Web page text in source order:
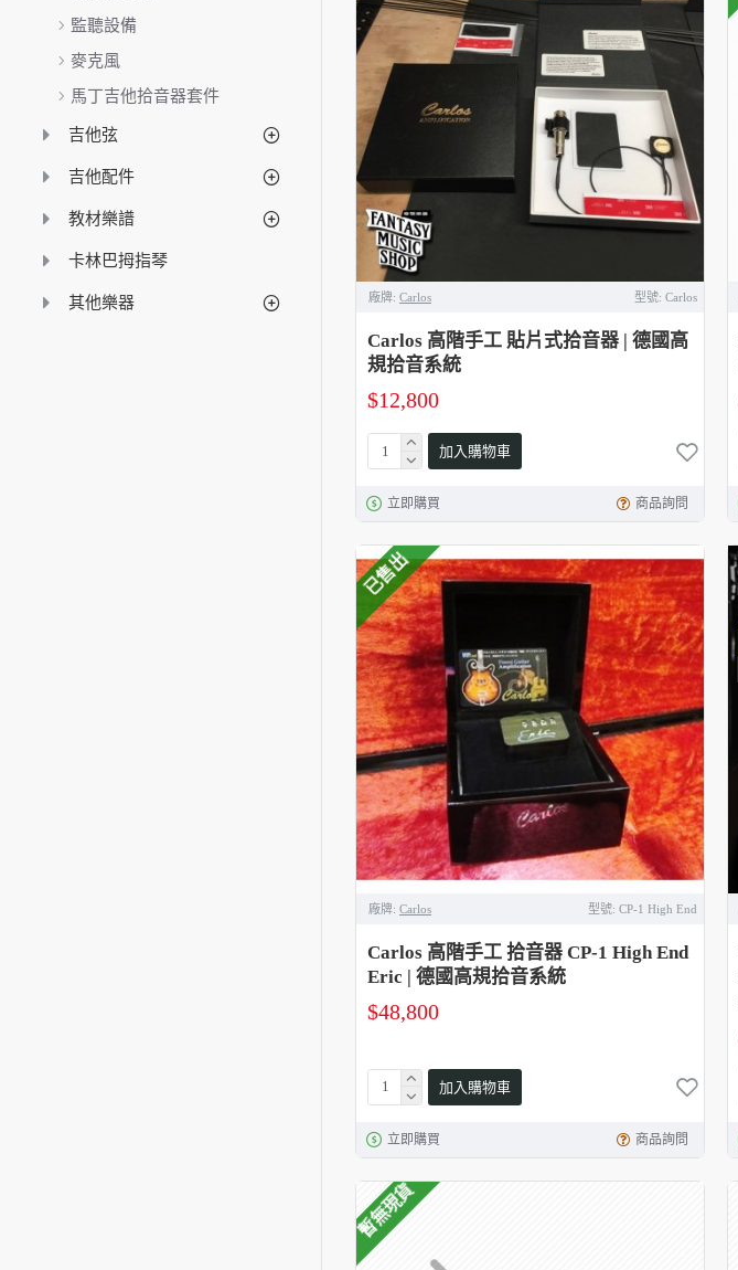
監聽設備
麥克風
馬丁吉他拾音器套件
吉他弦
吉他配件
教材樂譜
卡林巴拇指琴
其他樂器 廠牌: Carlos 型號: Carlos
Carlos 高階手工 貼片式拾音器 | 德國高
規拾音系統
$12,800
加入購物車
立即購買 商品詢問
已售出
廠牌: Carlos 型號: CP-1 High End
Carlos 高階手工 拾音器 CP-1 High End
Eric | 德國高規拾音系統
$48,800
加入購物車
立即購買 商品詢問
暫無現貨